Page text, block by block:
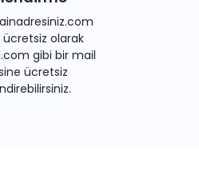
ücretsiz olarak
gibi bir mail
ücretsiz